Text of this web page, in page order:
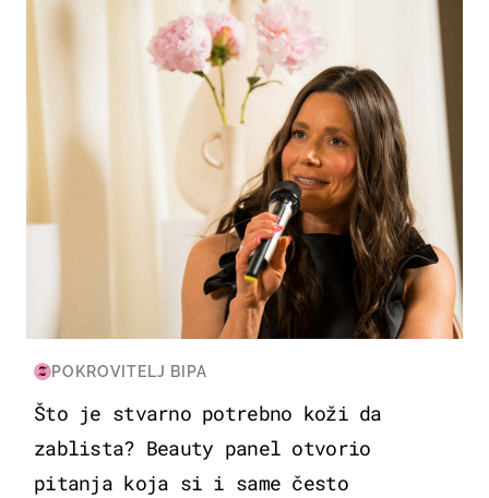
MODA & LJEPOTA
POKROVITELJ BIPA
Što je stvarno potrebno koži da
zablista? Beauty panel otvorio
pitanja koja si i same često